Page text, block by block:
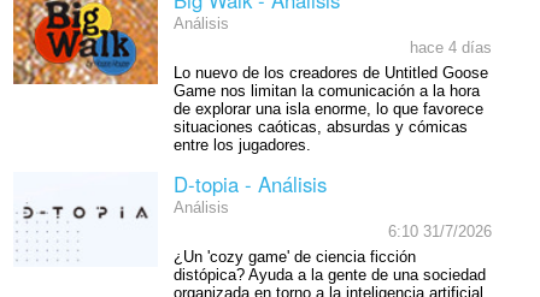
Análisis
hace 4 días
Lo nuevo de los creadores de Untitled Goose
Game nos limitan la comunicación a la hora
de explorar una isla enorme, lo que favorece
situaciones caóticas, absurdas y cómicas
entre los jugadores.
D-topia - Análisis
Análisis
6:10 31/7/2026
¿Un 'cozy game' de ciencia ficción
distópica? Ayuda a la gente de una sociedad
organizada en torno a la inteligencia artificial